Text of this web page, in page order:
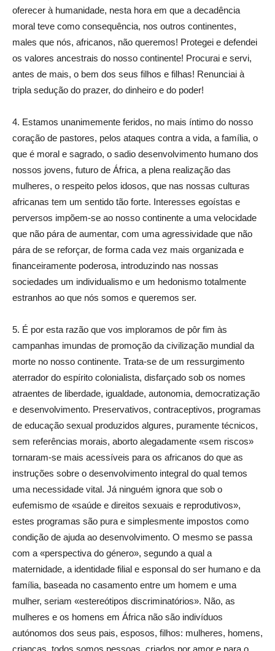
oferecer à humanidade, nesta hora em que a decadência
moral teve como consequência, nos outros continentes,
males que nós, africanos, não queremos! Protegei e defendei
os valores ancestrais do nosso continente! Procurai e servi,
antes de mais, o bem dos seus filhos e filhas! Renunciai à
tripla sedução do prazer, do dinheiro e do poder!
4. Estamos unanimemente feridos, no mais íntimo do nosso
coração de pastores, pelos ataques contra a vida, a família, o
que é moral e sagrado, o sadio desenvolvimento humano dos
nossos jovens, futuro de África, a plena realização das
mulheres, o respeito pelos idosos, que nas nossas culturas
africanas tem um sentido tão forte. Interesses egoístas e
perversos impõem-se ao nosso continente a uma velocidade
que não pára de aumentar, com uma agressividade que não
pára de se reforçar, de forma cada vez mais organizada e
financeiramente poderosa, introduzindo nas nossas
sociedades um individualismo e um hedonismo totalmente
estranhos ao que nós somos e queremos ser.
5. É por esta razão que vos imploramos de pôr fim às
campanhas imundas de promoção da civilização mundial da
morte no nosso continente. Trata-se de um ressurgimento
aterrador do espírito colonialista, disfarçado sob os nomes
atraentes de liberdade, igualdade, autonomia, democratização
e desenvolvimento. Preservativos, contraceptivos, programas
de educação sexual produzidos algures, puramente técnicos,
sem referências morais, aborto alegadamente «sem riscos»
tornaram-se mais acessíveis para os africanos do que as
instruções sobre o desenvolvimento integral do qual temos
uma necessidade vital. Já ninguém ignora que sob o
eufemismo de «saúde e direitos sexuais e reprodutivos»,
estes programas são pura e simplesmente impostos como
condição de ajuda ao desenvolvimento. O mesmo se passa
com a «perspectiva do género», segundo a qual a
maternidade, a identidade filial e esponsal do ser humano e da
família, baseada no casamento entre um homem e uma
mulher, seriam «estereótipos discriminatórios». Não, as
mulheres e os homens em África não são indivíduos
autónomos dos seus pais, esposos, filhos: mulheres, homens,
crianças, todos somos pessoas, criados por amor e para o